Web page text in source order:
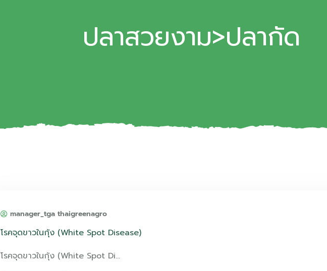
ปลาสวยงาม>ปลากัด
manager_tga thaigreenagro
โรคจุดขาวในกุ้ง (White Spot Disease)
โรคจุดขาวในกุ้ง (White Spot Di…